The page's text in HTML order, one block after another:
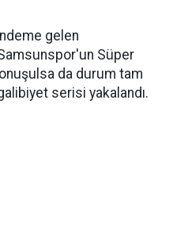
gelen
Süper
da durum tam
serisi yakalandı.